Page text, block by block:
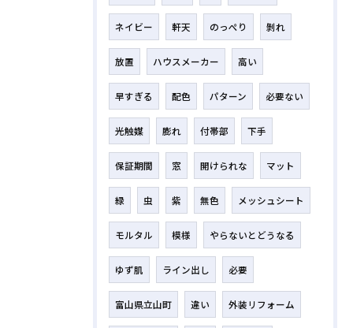
ネイビー 軒天 のっぺり 剝れ
放置 ハウスメーカー 高い
早すぎる 配色 パターン 必要ない
光触媒 膨れ 付帯部 下手
保証期間 窓 開けられな マット
緑 虫 紫 無色 メッシュシート
モルタル 模様 やらないとどうなる
ゆず肌 ライン出し 必要
富山県立山町 違い 外装リフォーム